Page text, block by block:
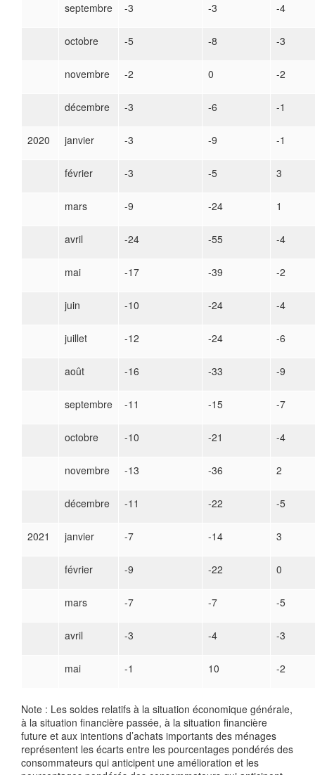
septembre -3 -3 -4
octobre -5 -8 -3
novembre -2 0 -2
décembre -3 -6 -1
2020 janvier -3 -9 -1
février -3 -5 3
mars -9 -24 1
avril -24 -55 -4
mai -17 -39 -2
juin -10 -24 -4
juillet -12 -24 -6
août -16 -33 -9
septembre -11 -15 -7
octobre -10 -21 -4
novembre -13 -36 2
décembre -11 -22 -5
2021 janvier -7 -14 3
février -9 -22 0
mars -7 -7 -5
avril -3 -4 -3
mai -1 10 -2
Note : Les soldes relatifs à la situation économique générale,
à la situation financière passée, à la situation financière
future et aux intentions d’achats importants des ménages
représentent les écarts entre les pourcentages pondérés des
consommateurs qui anticipent une amélioration et les